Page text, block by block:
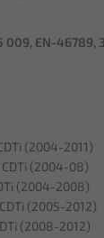
009, EN-46789,
(2004-2011)
CDTi (2004-08)
(2004-2008)
(2005-2012)
(2008-2012)